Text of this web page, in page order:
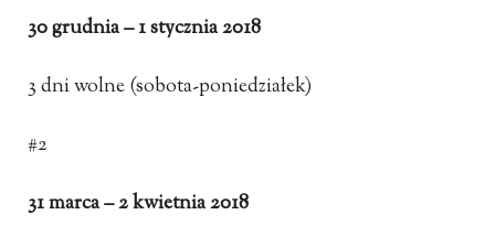
30 grudnia – 1 stycznia 2018
3 dni wolne (sobota-poniedziałek)
#2
31 marca – 2 kwietnia 2018